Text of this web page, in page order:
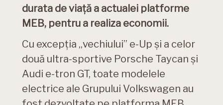
durata de viață a actualei platforme
MEB, pentru a realiza economii.
Cu excepția „vechiului” e-Up și a celor
două ultra-sportive Porsche Taycan și
Audi e-tron GT, toate modelele
electrice ale Grupului Volkswagen au